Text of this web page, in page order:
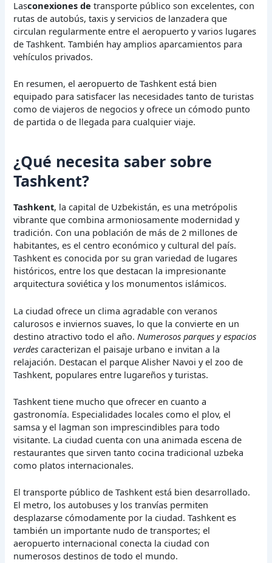
Lasconexiones de transporte público son excelentes, con
rutas de autobús, taxis y servicios de lanzadera que
circulan regularmente entre el aeropuerto y varios lugares
de Tashkent. También hay amplios aparcamientos para
vehículos privados.
En resumen, el aeropuerto de Tashkent está bien
equipado para satisfacer las necesidades tanto de turistas
como de viajeros de negocios y ofrece un cómodo punto
de partida o de llegada para cualquier viaje.
¿Qué necesita saber sobre
Tashkent?
Tashkent, la capital de Uzbekistán, es una metrópolis
vibrante que combina armoniosamente modernidad y
tradición. Con una población de más de 2 millones de
habitantes, es el centro económico y cultural del país.
Tashkent es conocida por su gran variedad de lugares
históricos, entre los que destacan la impresionante
arquitectura soviética y los monumentos islámicos.
La ciudad ofrece un clima agradable con veranos
calurosos e inviernos suaves, lo que la convierte en un
destino atractivo todo el año. Numerosos parques y espacios
verdes caracterizan el paisaje urbano e invitan a la
relajación. Destacan el parque Alisher Navoi y el zoo de
Tashkent, populares entre lugareños y turistas.
Tashkent tiene mucho que ofrecer en cuanto a
gastronomía. Especialidades locales como el plov, el
samsa y el lagman son imprescindibles para todo
visitante. La ciudad cuenta con una animada escena de
restaurantes que sirven tanto cocina tradicional uzbeka
como platos internacionales.
El transporte público de Tashkent está bien desarrollado.
El metro, los autobuses y los tranvías permiten
desplazarse cómodamente por la ciudad. Tashkent es
también un importante nudo de transportes; el
aeropuerto internacional conecta la ciudad con
numerosos destinos de todo el mundo.